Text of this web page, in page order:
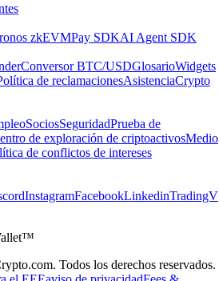
zkEVMPay SDKAI Agent SDK
Conversor BTC/USDGlosarioWidgets
de reclamacionesAsistenciaCrypto
SociosSeguridadPrueba de
de exploración de criptoactivosMedio
de conflictos de intereses
InstagramFacebookLinkedinTradingV
Todos los derechos reservados.